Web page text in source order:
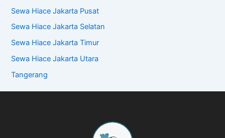
Sewa Hiace Jakarta Pusat
Sewa Hiace Jakarta Selatan
Sewa Hiace Jakarta Timur
Sewa Hiace Jakarta Utara
Tangerang